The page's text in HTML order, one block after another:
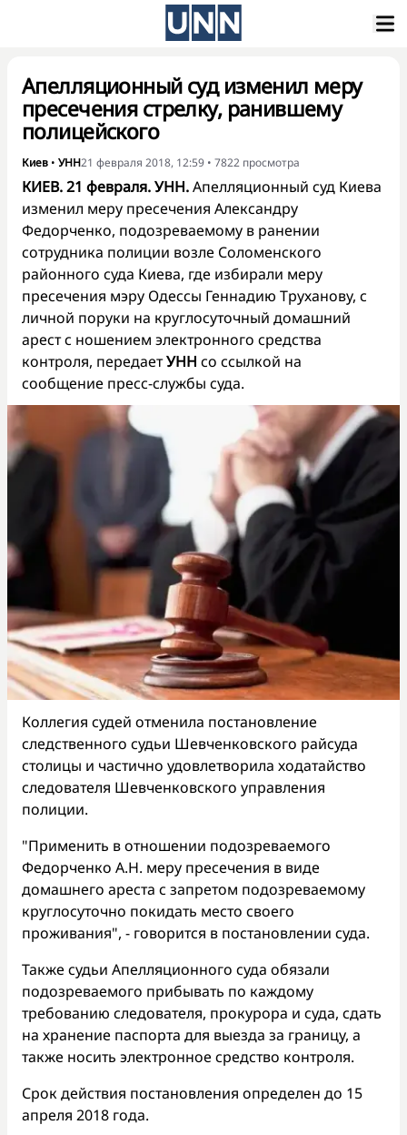
Апелляционный суд изменил меру
пресечения стрелку, ранившему
полицейского
Киев • УНН21 февраля 2018, 12:59 • 7822 просмотра
КИЕВ. 21 февраля. УНН.Апелляционный суд Киева
изменил меру пресечения Александру
Федорченко, подозреваемому в ранении
сотрудника полиции возле Соломенского
районного суда Киева, где избирали меру
пресечения мэру Одессы Геннадию Труханову, с
личной поруки на круглосуточный домашний
арест с ношением электронного средства
контроля, передаетУНН со ссылкой на
сообщение пресс-службы суда.
Коллегия судей отменила постановление
следственного судьи Шевченковского райсуда
столицы и частично удовлетворила ходатайство
следователя Шевченковского управления
полиции.
"Применить в отношении подозреваемого
Федорченко А.Н. меру пресечения в виде
домашнего ареста с запретом подозреваемому
круглосуточно покидать место своего
проживания", - говорится в постановлении суда.
Также судьи Апелляционного суда обязали
подозреваемого прибывать по каждому
требованию следователя, прокурора и суда, сдать
на хранение паспорта для выезда за границу, а
также носить электронное средство контроля.
Срок действия постановления определен до 15
апреля 2018 года.